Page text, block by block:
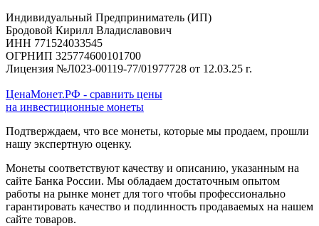
Индивидуальный Предприниматель (ИП)
Бродовой Кирилл Владиславович
ИНН 771524033545
ОГРНИП 325774600101700
Лицензия №Л023-00119-77/01977728 от 12.03.25 г.
ЦенаМонет.РФ - сравнить цены
на инвестиционные монеты
Подтверждаем, что все монеты, которые мы продаем, прошли
нашу экспертную оценку.
Монеты соответствуют качеству и описанию, указанным на
сайте Банка России. Мы обладаем достаточным опытом
работы на рынке монет для того чтобы профессионально
гарантировать качество и подлинность продаваемых на нашем
сайте товаров.